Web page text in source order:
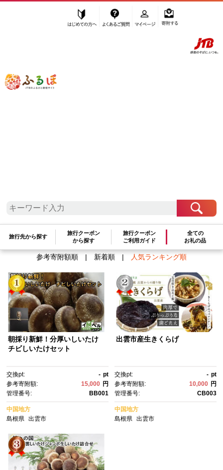
ふるぽ JTBのふるさと納税サイト
旅行先から探す
旅行クーポン
から探す
旅行クーポン
ご利用ガイド
全ての
お礼の品
検索結果一覧 1～3件 / 全3件
参考寄附額順| 新着順| 人気ランキング順
朝採り新鮮！分厚いしいたけ
チビしいたけセット
交換pt: - pt
参考寄附額:
15,000 円
管理番号:
BB001
中国地方
島根県
出雲市
出雲市産生きくらげ
交換pt: - pt
参考寄附額:
10,000 円
管理番号:
CB003
中国地方
島根県 出雲市